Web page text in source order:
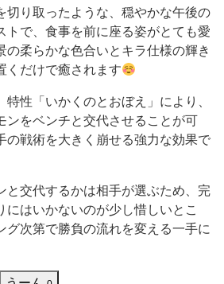
ます。ローソンでもたま
切り取ったような、穏やかな午後の
トで、食事を前に座る姿がとても愛
の柔らかな色合いとキラ仕様の輝き
くだけで癒されます
特性「いかくのとおぼえ」により、
ンをベンチと交代させることが可
の戦術を大きく崩せる強力な効果で
と交代するかは相手が選ぶため、完
にはいかないのが少し惜しいとこ
グ次第で勝負の流れを変える一手に